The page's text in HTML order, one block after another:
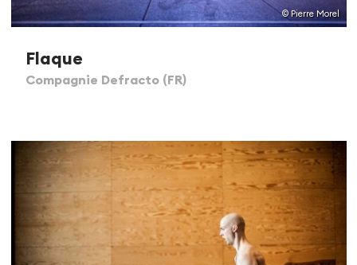
© Pierre Morel
Flaque
Compagnie Defracto (FR)